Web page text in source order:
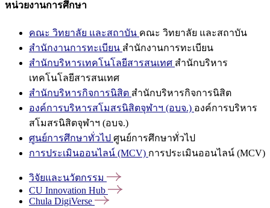
หน่วยงานการศึกษา
คณะ วิทยาลัย และสถาบัน คณะ วิทยาลัย และสถาบัน
สำนักงานการทะเบียน สำนักงานการทะเบียน
สำนักบริหารเทคโนโลยีสารสนเทศ สำนักบริหาร
เทคโนโลยีสารสนเทศ
สำนักบริหารกิจการนิสิต สำนักบริหารกิจการนิสิต
องค์การบริหารสโมสรนิสิตจุฬาฯ (อบจ.) องค์การบริหาร
สโมสรนิสิตจุฬาฯ (อบจ.)
ศูนย์การศึกษาทั่วไป ศูนย์การศึกษาทั่วไป
การประเมินออนไลน์ (MCV) การประเมินออนไลน์ (MCV)
วิจัยและนวัตกรรม
CU Innovation Hub
Chula DigiVerse